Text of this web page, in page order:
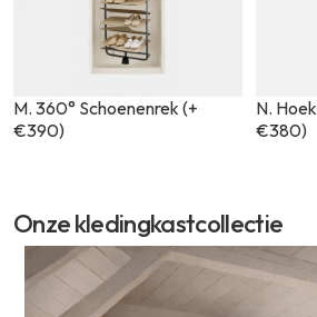
M. 360° Schoenenrek (+
€390)
N.
€380)
Onze kledingkastcollectie